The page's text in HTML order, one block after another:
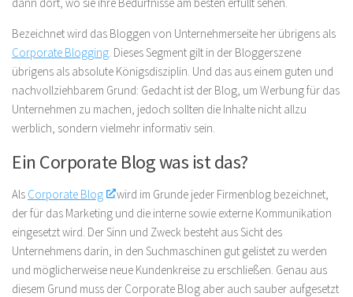
Bezeichnet wird das Bloggen von Unternehmerseite her übrigens als
Corporate Blogging . Dieses Segment gilt in der Bloggerszene
übrigens als absolute Königsdisziplin. Und das aus einem guten und
nachvollziehbarem Grund: Gedacht ist der Blog, um Werbung für das
Unternehmen zu machen, jedoch sollten die Inhalte nicht allzu
werblich, sondern vielmehr informativ sein.
Ein Corporate Blog was ist das?
Als Corporate Blog
wird im Grunde jeder Firmenblog bezeichnet,
der für das Marketing und die interne sowie externe Kommunikation
eingesetzt wird. Der Sinn und Zweck besteht aus Sicht des
Unternehmens darin, in den Suchmaschinen gut gelistet zu werden
und möglicherweise neue Kundenkreise zu erschließen. Genau aus
diesem Grund muss der Corporate Blog aber auch sauber aufgesetzt